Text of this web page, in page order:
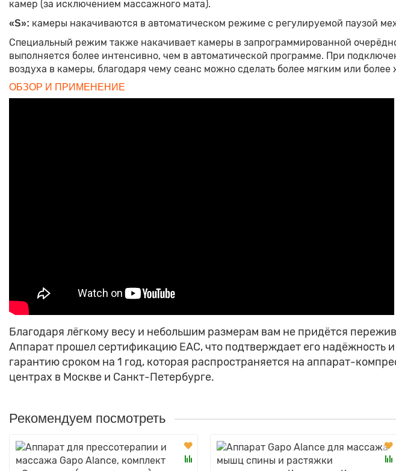
камер (за исключением массажного мата).
«S»: камеры накачиваются в автоматическом режиме с регулируемой паузой
Специальный режим также накачивает камеры в запрограммированной
выполняется более интенсивно, чем в автоматической программе. При
воздуха в камеры, благодаря чему сеанс можно сделать более мягким или более
ОБЗОР И ПРИМЕНЕНИЕ
Благодаря лёгкому весу и небольшим размерам вам не придётся
Аппарат прошел сертификацию EAC, что подтверждает его надёжность
гарантию сроком на 1 год, которая распространяется на аппарат-
центрах в Москве и Санкт-Петербурге.
Рекомендуем посмотреть